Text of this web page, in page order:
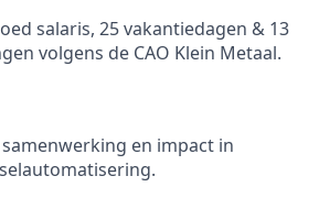
salaris, 25 vakantiedagen & 13
volgens de CAO Klein Metaal.
samenwerking en impact in